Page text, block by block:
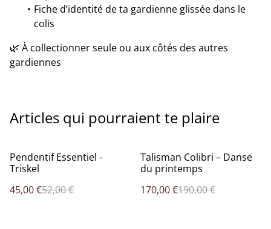
Fiche d’identité de ta gardienne glissée dans le
colis
🌿 À collectionner seule ou aux côtés des autres
gardiennes
Articles qui pourraient te plaire
%
Pendentif Essentiel -
Triskel
45,00 €52,00 €
%
Talisman Colibri – Danse
du printemps
170,00 €190,00 €